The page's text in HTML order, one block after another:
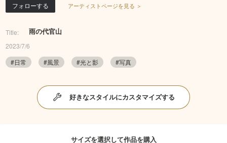
フォローする アーティストページを見る ＞
Title: 雨の代官山
2023/7/6
#日常
#風景 #光と影 #写真
好きなスタイルにカスタマイズする
サイズを選択して作品を購入